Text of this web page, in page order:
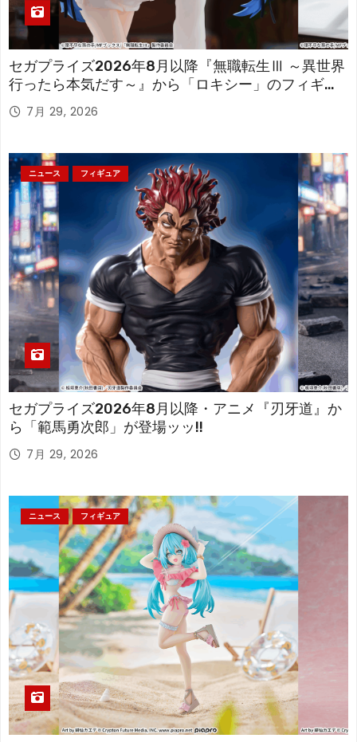
セガプライズ2026年8月以降『無職転生Ⅲ ～異世界
行ったら本気だす～』から「ロキシー」のフィギュ
アが登場！
7月 29, 2026
ニュース フィギュア
セガプライズ2026年8月以降・アニメ『刃牙道』か
ら「範馬勇次郎」が登場ッッ!!
7月 29, 2026
ニュース フィギュア